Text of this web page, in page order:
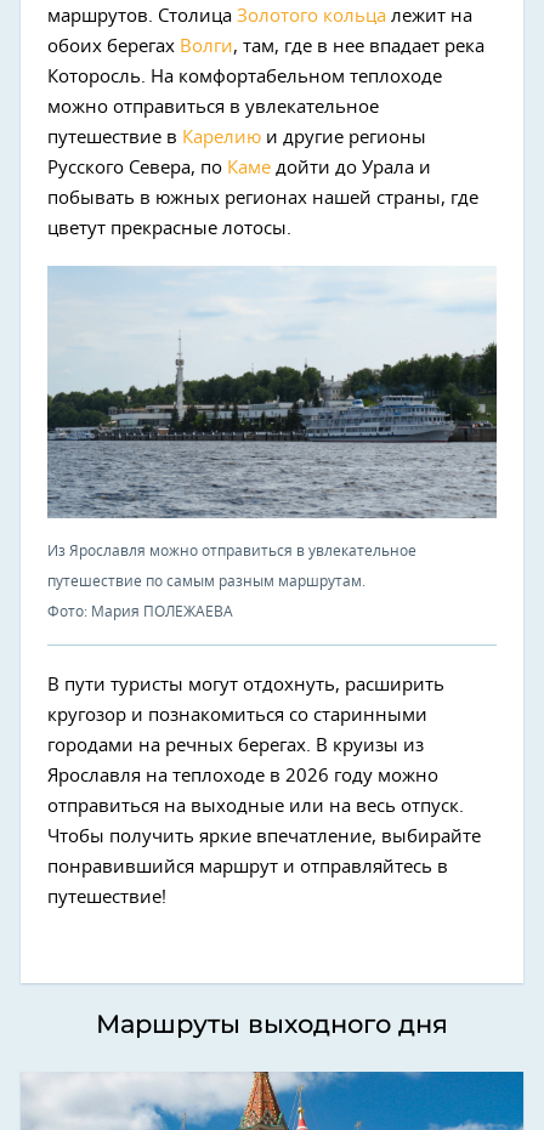
маршрутов. Столица Золотого кольца лежит на
обоих берегах Волги, там, где в нее впадает река
Которосль. На комфортабельном теплоходе
можно отправиться в увлекательное
путешествие в Карелию и другие регионы
Русского Севера, по Каме дойти до Урала и
побывать в южных регионах нашей страны, где
цветут прекрасные лотосы.
Из Ярославля можно отправиться в увлекательное
путешествие по самым разным маршрутам.
Фото: Мария ПОЛЕЖАЕВА
В пути туристы могут отдохнуть, расширить
кругозор и познакомиться со старинными
городами на речных берегах. В круизы из
Ярославля на теплоходе в 2026 году можно
отправиться на выходные или на весь отпуск.
Чтобы получить яркие впечатление, выбирайте
понравившийся маршрут и отправляйтесь в
путешествие!
Маршруты выходного дня